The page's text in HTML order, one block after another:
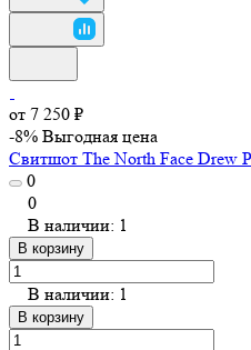
от 7 250 ₽
-8% Выгодная цена
Свитшот The North Face Drew
0
0
В наличии: 1
В корзину
В наличии: 1
В корзину